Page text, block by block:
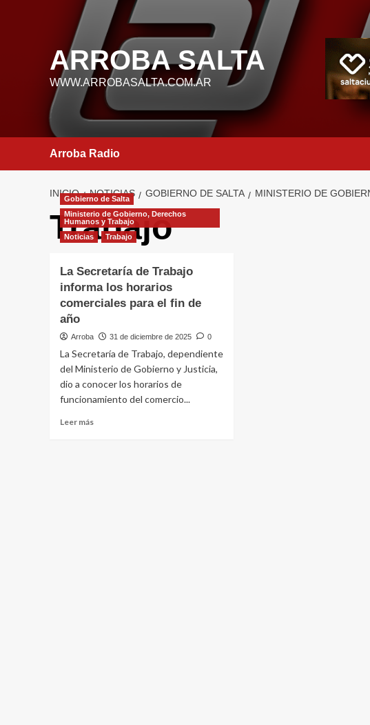
ARROBA SALTA
WWW.ARROBASALTA.COM.AR
Arroba Radio
INICIO NOTICIAS GOBIERNO DE SALTA MINISTERIO DE
Trabajo
Gobierno de Salta
Ministerio de Gobierno, Derechos
Humanos y Trabajo
Noticias
Trabajo
La Secretaría de Trabajo
informa los horarios
comerciales para el fin de
año
Arroba 31 de diciembre de 2025 0
La Secretaría de Trabajo, dependiente
del Ministerio de Gobierno y Justicia,
dio a conocer los horarios de
funcionamiento del comercio...
Leer más